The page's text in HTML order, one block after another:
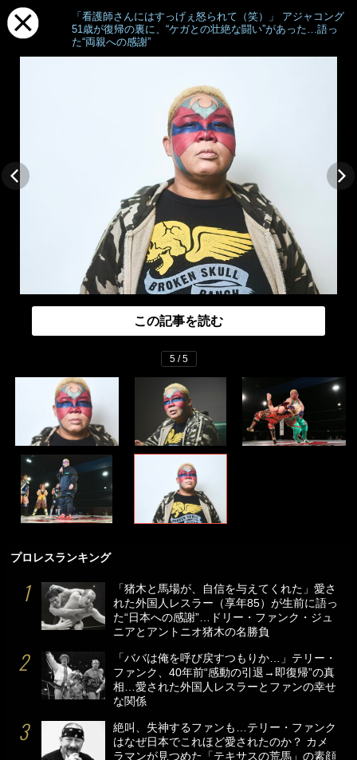
「看護師さんにはすっげぇ怒られて（笑）」 アジャコング
51歳が復帰の裏に、“ケガとの壮絶な闘い”があった…語っ
た“両親への感謝”
この記事を読む
5 / 5
プロレスランキング
「猪木と馬場が、自信を与えてくれた」愛さ
れた外国人レスラー（享年85）が生前に語っ
た“日本への感謝”…ドリー・ファンク・ジュ
ニアとアントニオ猪木の名勝負
「ババは俺を呼び戻すつもりか…」テリー・
ファンク、40年前“感動の引退→即復帰”の真
相…愛された外国人レスラーとファンの幸せ
な関係
絶叫、失神するファンも…テリー・ファンク
はなぜ日本でこれほど愛されたのか？ カメ
ラマンが見つめた「テキサスの荒馬」の素顔